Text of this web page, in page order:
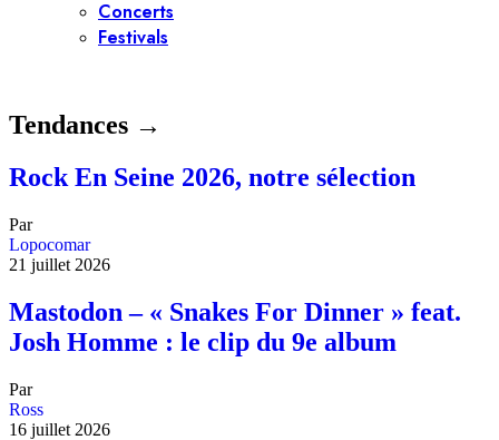
Concerts
Festivals
Tendances →
Rock En Seine 2026, notre sélection
Par
Lopocomar
21 juillet 2026
Mastodon – « Snakes For Dinner » feat.
Josh Homme : le clip du 9e album
Par
Ross
16 juillet 2026